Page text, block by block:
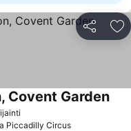
Jaa
Covent Garden
Piccadilly Circus